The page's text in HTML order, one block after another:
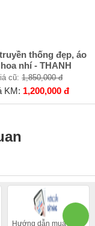
thống đẹp, áo
nhí - THANH
cũ:1,850,000 đ
KM: 1,200,000 đ
Hướng dẫn mua hàng